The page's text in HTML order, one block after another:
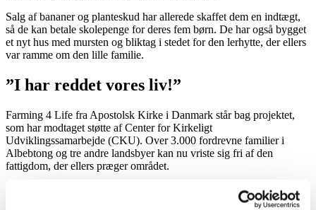
Salg af bananer og planteskud har allerede skaffet dem en indtægt,
så de kan betale skolepenge for deres fem børn. De har også bygget
et nyt hus med mursten og bliktag i stedet for den lerhytte, der ellers
var ramme om den lille familie.
”I har reddet vores liv!”
Farming 4 Life fra Apostolsk Kirke i Danmark står bag projektet,
som har modtaget støtte af Center for Kirkeligt
Udviklingssamarbejde (CKU). Over 3.000 fordrevne familier i
Albebtong og tre andre landsbyer kan nu vriste sig fri af den
fattigdom, der ellers præger området.
“Jeg vil gerne takke Farming 4 Life fordi I har reddet vores liv,
fortæller Scovia – og det er ingen overdrivelse,” supplerer hendes